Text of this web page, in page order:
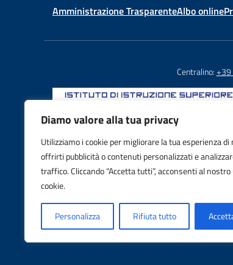
Diamo valore alla tua privacy
Utilizziamo i cookie per migliorare la tua esperienza di
offrirti pubblicità o contenuti personalizzati e
traffico. Cliccando “Accetta tutti”, acconsenti al nostro
cookie.
Personalizza Rifiuta tutto
Amministrazione TrasparenteAlbo online
Centralino:
Email: CTIS03800X@istruzione.it
PEC: CTIS03800X@pec.istruzione.it
IBAN: IT88S0103016995000001605992